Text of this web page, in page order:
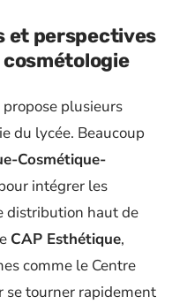
et perspectives
propose plusieurs
du lycée. Beaucoup
Cosmétique-
intégrer les
distribution haut de
CAP Esthétique,
comme le Centre
se tourner rapidement